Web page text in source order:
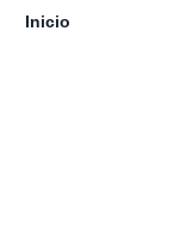
Inicio